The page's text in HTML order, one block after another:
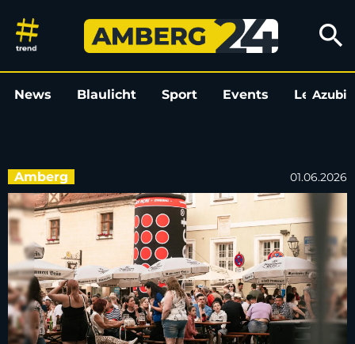
Altstadtfest Amberg: Das
search
News Blaulicht Sport Events LeoAzubi
Amberg 01.06.2026